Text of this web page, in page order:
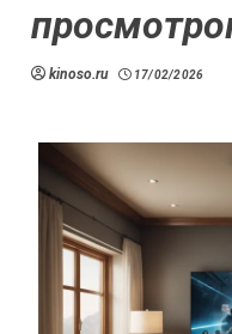
kinoso.ru 17/02/2026